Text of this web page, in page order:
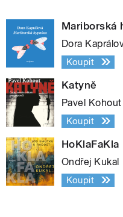
Mariborská
Dora
Koupit
Katyně
Pavel Kohout
Koupit
HoKlaFaKla
Ondřej Kukal
Koupit